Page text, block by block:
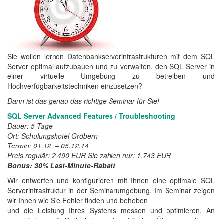
Sie wollen lernen Datenbankserverinfrastrukturen mit dem SQL
Server optimal aufzubauen und zu verwalten, den SQL Server in
einer virtuelle Umgebung zu betreiben und
Hochverfügbarkeitstechniken einzusetzen?
Dann ist das genau das richtige Seminar für Sie!
SQL Server Advanced Features / Troubleshooting
Dauer: 5 Tage
Ort: Schulungshotel Gröbern
Termin: 01.12. – 05.12.14
Preis regulär: 2.490 EUR Sie zahlen nur: 1.743 EUR
Bonus: 30% Last-Minute-Rabatt
Wir entwerfen und konfigurieren mit Ihnen eine optimale SQL
Serverinfrastruktur in der Seminarumgebung. Im Seminar zeigen
wir Ihnen wie Sie Fehler finden und beheben
und die Leistung Ihres Systems messen und optimieren. An